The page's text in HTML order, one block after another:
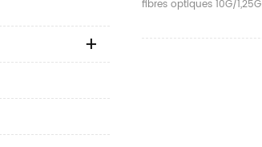
fibres optiques 10G/1,25G